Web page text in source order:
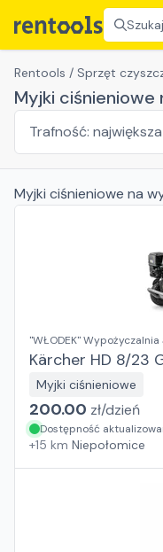
Rentools / Sprzęt
Myjki ciśnieniowe
Myjki ciśnieniowe na
"WŁODEK"
Kärcher HD 8/23
Myjki ciśnieniowe
200.00 zł/dzień
Dostępność
+15 km Niepołomice